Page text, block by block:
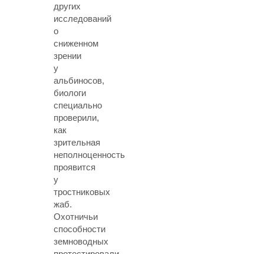
других
исследований
о
сниженном
зрении
у
альбиносов,
биологи
специально
проверили,
как
зрительная
неполноценность
проявится
у
тростниковых
жаб.
Охотничьи
способности
земноводных